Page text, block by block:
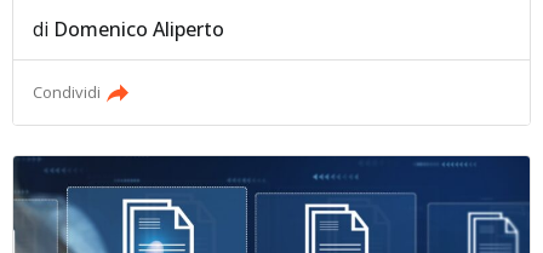
di Domenico Aliperto
Condividi